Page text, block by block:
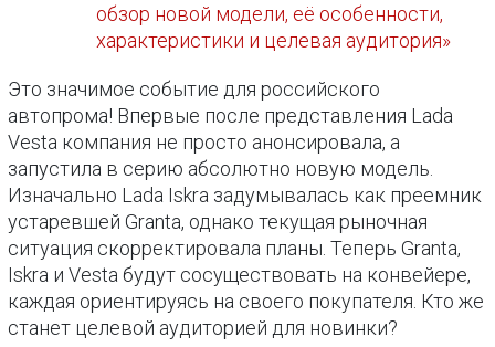
обзор новой модели, её особенности,
характеристики и целевая аудитория»
Это значимое событие для российского
автопрома! Впервые после представления Lada
Vesta компания не просто анонсировала, а
запустила в серию абсолютно новую модель.
Изначально Lada Iskra задумывалась как преемник
устаревшей Granta, однако текущая рыночная
ситуация скорректировала планы. Теперь Granta,
Iskra и Vesta будут сосуществовать на конвейере,
каждая ориентируясь на своего покупателя. Кто же
станет целевой аудиторией для новинки?